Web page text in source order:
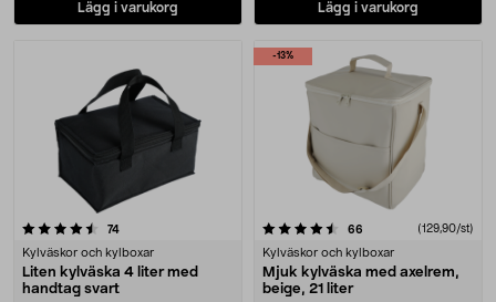
Lägg i varukorg Lägg i varukorg
74recensioner
Kylväskor och kylboxar
Liten kylväska 4 liter med
handtag svart
-13%
4.5 av 5 stjärnor 66 recensioner(129,90/st)
Kylväskor och kylboxar
Mjuk kylväska med axelrem,
beige, 21 liter